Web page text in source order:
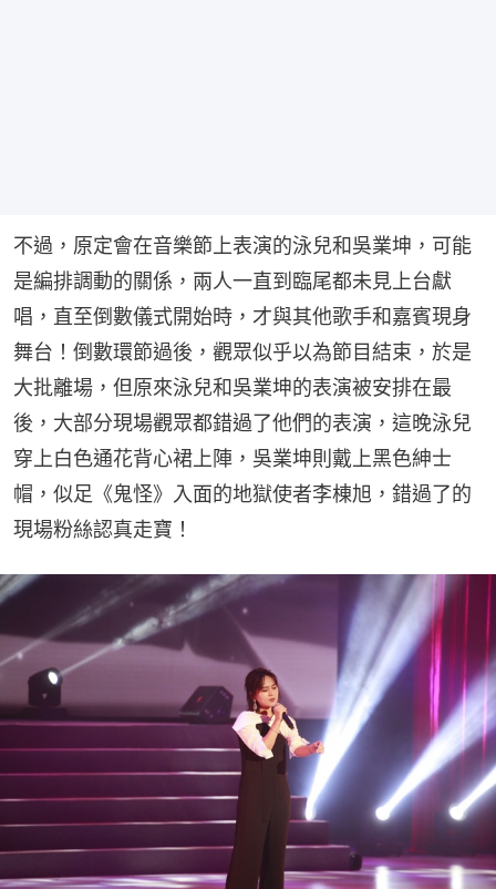
不過，原定會在音樂節上表演的泳兒和吳業坤，可能
是編排調動的關係，兩人一直到臨尾都未見上台獻
唱，直至倒數儀式開始時，才與其他歌手和嘉賓現身
舞台！倒數環節過後，觀眾似乎以為節目結束，於是
大批離場，但原來泳兒和吳業坤的表演被安排在最
後，大部分現場觀眾都錯過了他們的表演，這晚泳兒
穿上白色通花背心裙上陣，吳業坤則戴上黑色紳士
帽，似足《鬼怪》入面的地獄使者李棟旭，錯過了的
現場粉絲認真走寶！